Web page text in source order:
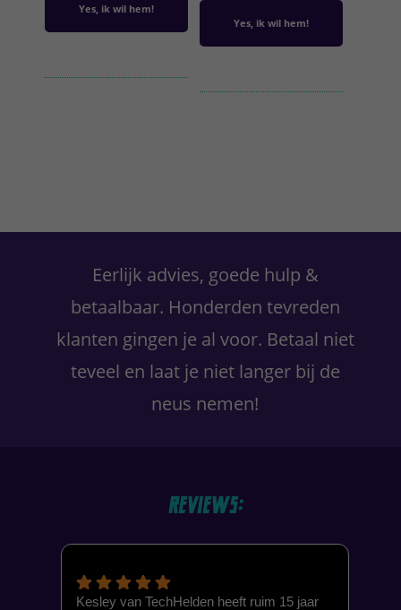
Yes, ik wil hem!
Yes, ik wil hem!
Primaire
Eerlijk advies, goede hulp &
betaalbaar. Honderden tevreden
klanten gingen je al voor. Betaal niet
teveel en laat je niet langer bij de
neus nemen!
Reviews:
Kesley van TechHelden heeft ruim 15 jaar